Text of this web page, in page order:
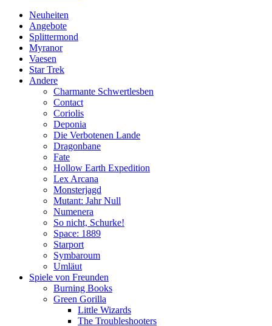
Neuheiten
Angebote
Splittermond
Myranor
Vaesen
Star Trek
Andere
Charmante Schwertlesben
Contact
Coriolis
Deponia
Die Verbotenen Lande
Dragonbane
Fate
Hollow Earth Expedition
Lex Arcana
Monsterjagd
Mutant: Jahr Null
Numenera
So nicht, Schurke!
Space: 1889
Starport
Symbaroum
Umläut
Spiele von Freunden
Burning Books
Green Gorilla
Little Wizards
The Troubleshooters